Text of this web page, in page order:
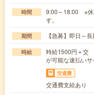
時間
9:00～18:00 ※休
す。
期間 【急募】即日～長
時給
時給1500円＋交
が可能な速払いサ
交通費
交通費支給あり